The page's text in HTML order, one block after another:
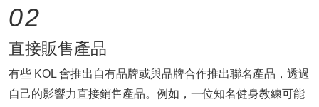
02
直接販售產品
有些 KOL 會推出自有品牌或與品牌合作推出聯名產品，透過
自己的影響力直接銷售產品。例如，一位知名健身教練可能